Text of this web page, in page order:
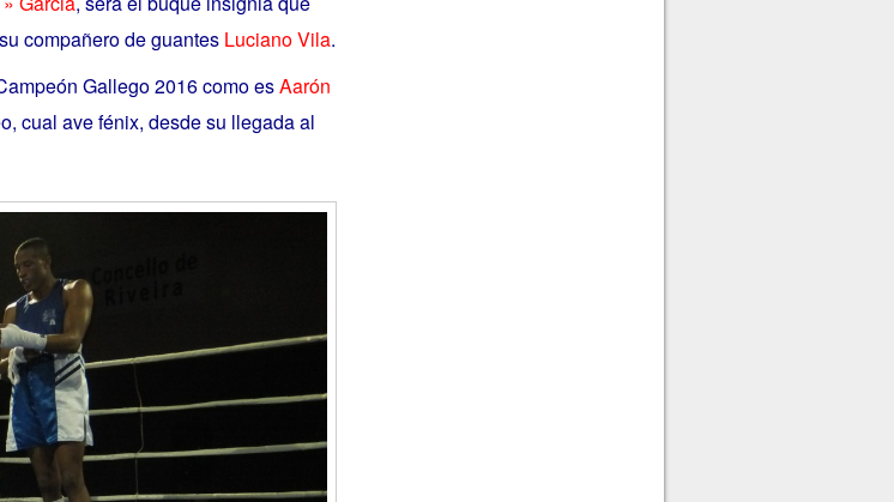
compañero de guantes Luciano Vila.
Gallego 2016 como esAarón
cual ave fénix, desde su llegada al